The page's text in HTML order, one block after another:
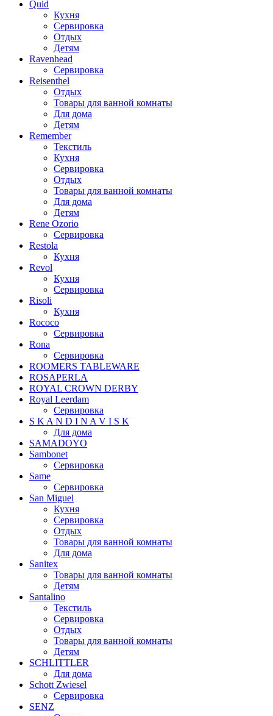
Quid
Кухня
Сервировка
Отдых
Детям
Ravenhead
Сервировка
Reisenthel
Отдых
Товары для ванной комнаты
Для дома
Детям
Remember
Текстиль
Кухня
Сервировка
Отдых
Товары для ванной комнаты
Для дома
Детям
Rene Ozorio
Сервировка
Restola
Кухня
Revol
Кухня
Сервировка
Risoli
Кухня
Rococo
Сервировка
Rona
Сервировка
ROOMERS TABLEWARE
ROSAPERLA
ROYAL CROWN DERBY
Royal Leerdam
Сервировка
S K A N D I N A V I S K
Для дома
SAMADOYO
Sambonet
Сервировка
Same
Сервировка
San Miguel
Кухня
Сервировка
Отдых
Товары для ванной комнаты
Для дома
Sanitex
Товары для ванной комнаты
Детям
Santalino
Текстиль
Сервировка
Отдых
Товары для ванной комнаты
Детям
SCHLITTLER
Для дома
Schott Zwiesel
Сервировка
SENZ